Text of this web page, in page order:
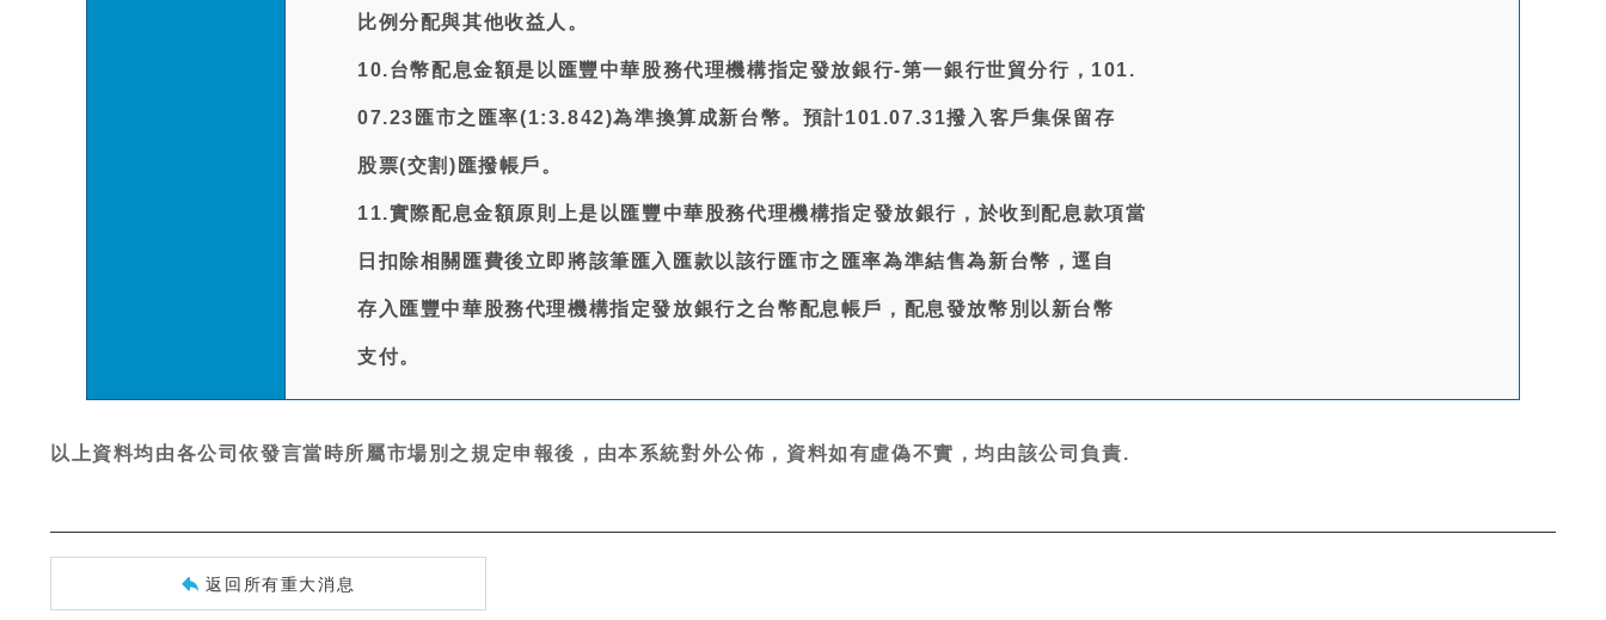
比例分配與其他收益人。
10.台幣配息金額是以匯豐中華股務代理機構指定發放銀行-第一銀行世貿分行，101.
07.23匯市之匯率(1:3.842)為準換算成新台幣。預計101.07.31撥入客戶集保留存
股票(交割)匯撥帳戶。
11.實際配息金額原則上是以匯豐中華股務代理機構指定發放銀行，於收到配息款項當
日扣除相關匯費後立即將該筆匯入匯款以該行匯市之匯率為準結售為新台幣，逕自
存入匯豐中華股務代理機構指定發放銀行之台幣配息帳戶，配息發放幣別以新台幣
支付。
以上資料均由各公司依發言當時所屬市場別之規定申報後，由本系統對外公佈，資料如有虛偽不實，均由該公司負責.
返回所有重大消息